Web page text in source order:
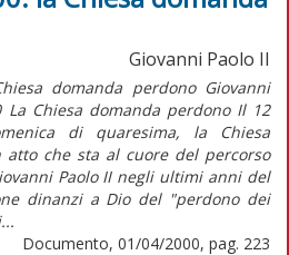
Giovanni Paolo II
domanda perdono Giovanni
La Chiesa domanda perdono Il 12
di quaresima, la Chiesa
atto che sta al cuore del percorso
Paolo II negli ultimi anni del
dinanzi a Dio del "perdono dei
Documento, 01/04/2000, pag. 223